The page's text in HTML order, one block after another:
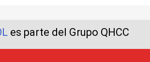
es parte del Grupo QHCC